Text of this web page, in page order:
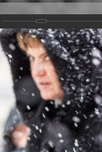
Версия для
Новости
здоровья" 2021